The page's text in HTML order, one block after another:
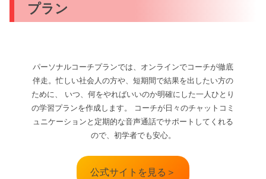
プラン
パーソナルコーチプランでは、オンラインでコーチが徹底
伴走。忙しい社会人の方や、短期間で結果を出したい方の
ために、 いつ、何をやればいいのか明確にした一人ひとり
の学習プランを作成します。 コーチが日々のチャットコミ
ュニケーションと定期的な音声通話でサポートしてくれる
ので、初学者でも安心。
公式サイトを見る＞